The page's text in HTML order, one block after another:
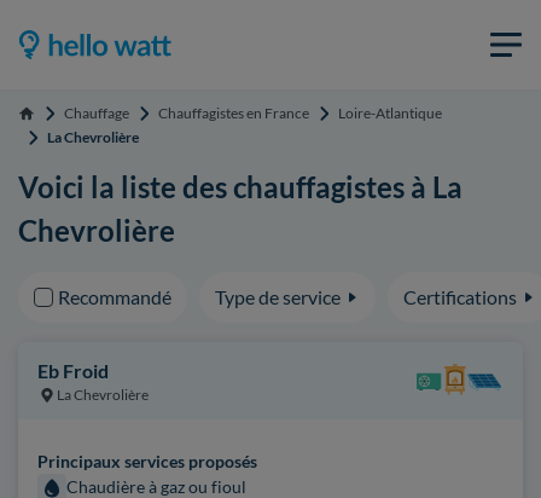
Accueil Chauffage Chauffagistes en France
Loire-Atlantique
La Chevrolière
Voici la liste des chauffagistes à La
Chevrolière
Recommandé Type de service Certifications
Eb Froid
La Chevrolière
Principaux services proposés
Chaudière à gaz ou fioul